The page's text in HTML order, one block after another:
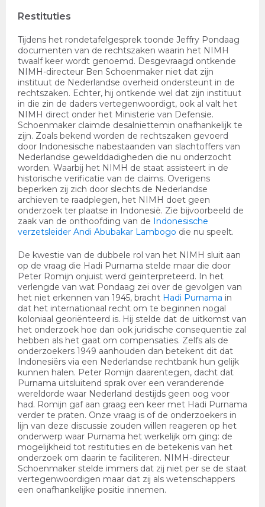
Restituties
Tijdens het rondetafelgesprek toonde Jeffry Pondaag
documenten van de rechtszaken waarin het NIMH
twaalf keer wordt genoemd. Desgevraagd ontkende
NIMH-directeur Ben Schoenmaker niet dat zijn
instituut de Nederlandse overheid ondersteunt in de
rechtszaken. Echter, hij ontkende wel dat zijn instituut
in die zin de daders vertegenwoordigt, ook al valt het
NIMH direct onder het Ministerie van Defensie.
Schoenmaker claimde desalniettemin onafhankelijk te
zijn. Zoals bekend worden de rechtszaken gevoerd
door Indonesische nabestaanden van slachtoffers van
Nederlandse gewelddadigheden die nu onderzocht
worden. Waarbij het NIMH de staat assisteert in de
historische verificatie van de claims. Overigens
beperken zij zich door slechts de Nederlandse
archieven te raadplegen, het NIMH doet geen
onderzoek ter plaatse in Indonesië. Zie bijvoorbeeld de
zaak van de onthoofding van de Indonesische
verzetsleider Andi Abubakar Lambogo die nu speelt.
De kwestie van de dubbele rol van het NIMH sluit aan
op de vraag die Hadi Purnama stelde maar die door
Peter Romijn onjuist werd geïnterpreteerd. In het
verlengde van wat Pondaag zei over de gevolgen van
het niet erkennen van 1945, bracht Hadi Purnama in
dat het internationaal recht om te beginnen nogal
koloniaal georiënteerd is. Hij stelde dat de uitkomst van
het onderzoek hoe dan ook juridische consequentie zal
hebben als het gaat om compensaties. Zelfs als de
onderzoekers 1949 aanhouden dan betekent dit dat
Indonesiërs via een Nederlandse rechtbank hun gelijk
kunnen halen. Peter Romijn daarentegen, dacht dat
Purnama uitsluitend sprak over een veranderende
wereldorde waar Nederland destijds geen oog voor
had. Romijn gaf aan graag een keer met Hadi Purnama
verder te praten. Onze vraag is of de onderzoekers in
lijn van deze discussie zouden willen reageren op het
onderwerp waar Purnama het werkelijk om ging: de
mogelijkheid tot restituties en de betekenis van het
onderzoek om daarin te faciliteren. NIMH-directeur
Schoenmaker stelde immers dat zij niet per se de staat
vertegenwoordigen maar dat zij als wetenschappers
een onafhankelijke positie innemen.